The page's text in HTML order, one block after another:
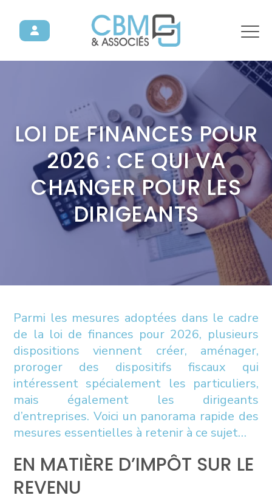
LOI DE FINANCES POUR
2026 : CE QUI VA
CHANGER POUR LES
DIRIGEANTS
Parmi les mesures adoptées dans le cadre
de la loi de finances pour 2026, plusieurs
dispositions viennent créer, aménager,
proroger des dispositifs fiscaux qui
intéressent spécialement les particuliers,
mais également les dirigeants
d’entreprises. Voici un panorama rapide des
mesures essentielles à retenir à ce sujet…
EN MATIÈRE D’IMPÔT SUR LE
REVENU